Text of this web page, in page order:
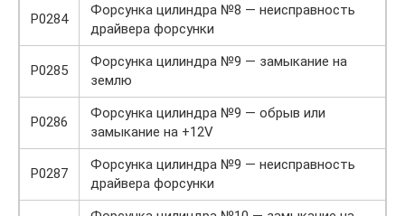
P0284
Форсунка цилиндра №8 — неисправность
драйвера форсунки
P0285
Форсунка цилиндра №9 — замыкание на
землю
P0286
Форсунка цилиндра №9 — обрыв или
замыкание на +12V
P0287
Форсунка цилиндра №9 — неисправность
драйвера форсунки